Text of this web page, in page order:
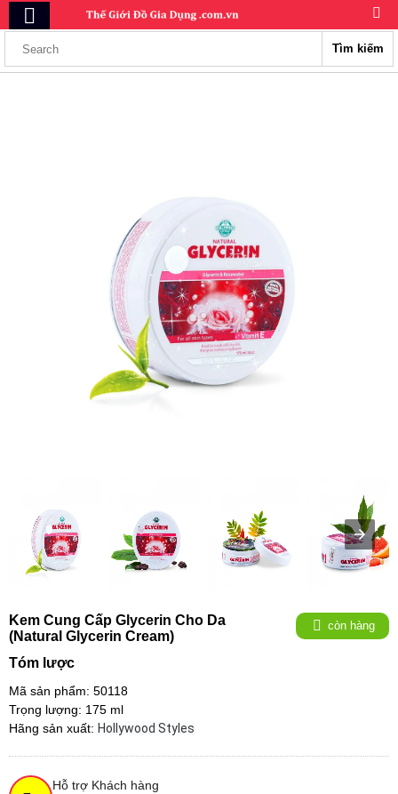
Tìm kiếm
Kem Cung Cấp Glycerin Cho Da
(Natural Glycerin Cream)
còn hàng
Tóm lược
Mã sản phẩm: 50118
Trọng lượng: 175 ml
Hãng sản xuất: Hollywood Styles
Hỗ trợ Khách hàng